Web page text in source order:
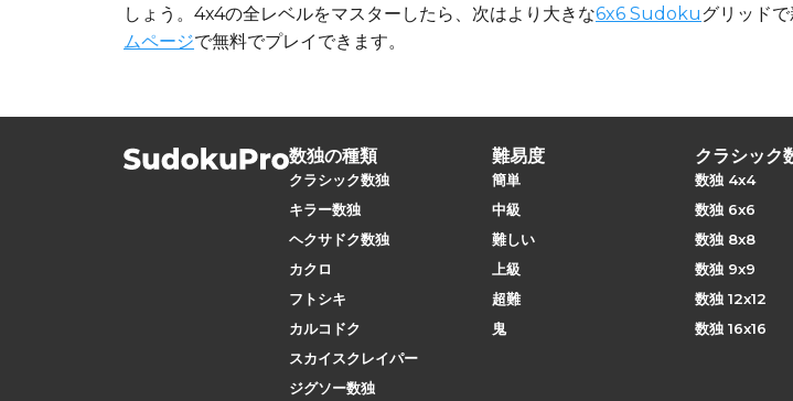
しょう。4x4の全レベルをマスターしたら、次はより大きな6x6 Sudokuグリッド
ムページで無料でプレイできます。
数独の種類
クラシック数独
キラー数独
ヘクサドク数独
カクロ
フトシキ
カルコドク
スカイスクレイパー
ジグソー数独
難易度
簡単
中級
難しい
上級
超難
鬼
クラシック
数独 4x4
数独 6x6
数独 8x8
数独 9x9
数独 12x12
数独 16x16